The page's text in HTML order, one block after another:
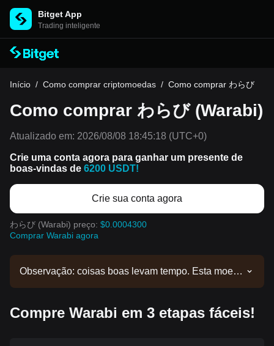
Bitget App
Trading inteligente
Início / Como comprar criptomoedas / Como comprar わらび
Como comprar わらび (Warabi)
Atualizado em: 2026/08/08 18:45:18 (UTC+0)
Crie uma conta agora para ganhar um presente de
boas-vindas de 6200 USDT!
Crie sua conta agora
わらび (Warabi) preço: $0.0004300
Comprar Warabi agora
Observação: coisas boas levam tempo. Esta moeda
Quando estiver disponível na Bitget, você poderá
Compre Warabi em 3 etapas fáceis!